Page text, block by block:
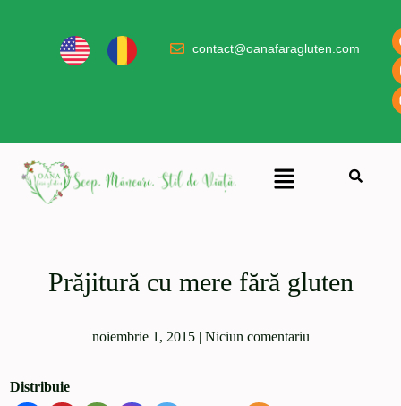
contact@oanafaragluten.com
Prăjitură cu mere fără gluten
noiembrie 1, 2015| Niciun comentariu
Distribuie